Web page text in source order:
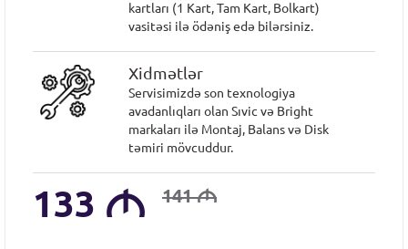
kartları (1 Kart, Tam Kart, Bolkart)
vasitəsi ilə ödəniş edə bilərsiniz.
Xidmətlər
Servisimizdə son texnologiya
avadanlıqları olan Sıvic və Bright
markaları ilə Montaj, Balans və Disk
təmiri mövcuddur.
133 M 141M